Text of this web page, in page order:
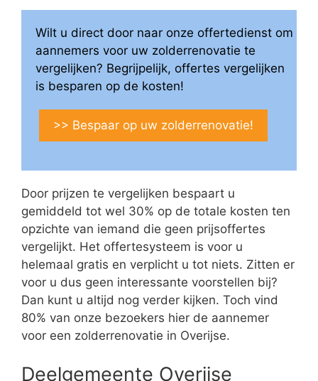
Wilt u direct door naar onze offertedienst om
aannemers voor uw zolderrenovatie te
vergelijken? Begrijpelijk, offertes vergelijken
is besparen op de kosten!
>> Bespaar op uw zolderrenovatie!
Door prijzen te vergelijken bespaart u
gemiddeld tot wel 30% op de totale kosten ten
opzichte van iemand die geen prijsoffertes
vergelijkt. Het offertesysteem is voor u
helemaal gratis en verplicht u tot niets. Zitten er
voor u dus geen interessante voorstellen bij?
Dan kunt u altijd nog verder kijken. Toch vind
80% van onze bezoekers hier de aannemer
voor een zolderrenovatie in Overijse.
Deelgemeente Overijse